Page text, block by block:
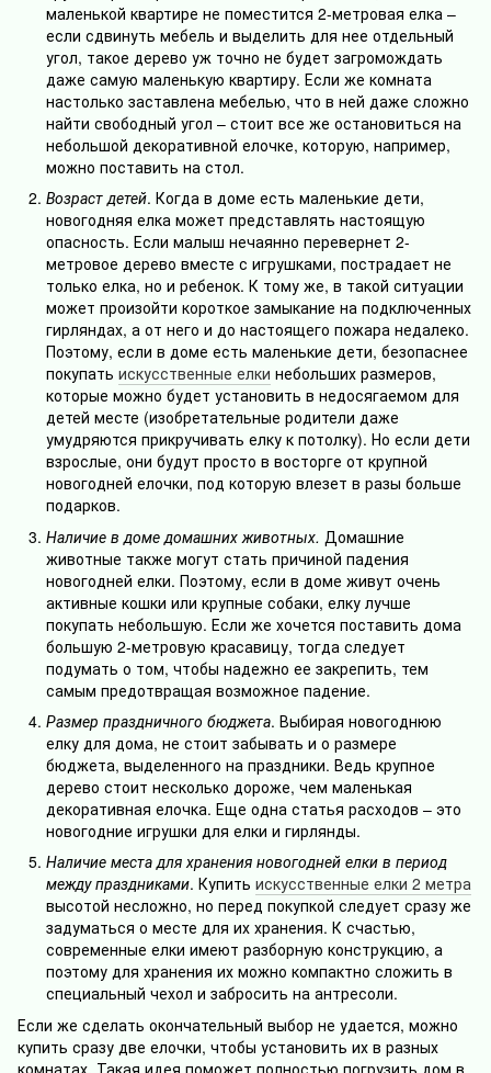
маленькой квартире не поместится 2-метровая елка –
если сдвинуть мебель и выделить для нее отдельный
угол, такое дерево уж точно не будет загромождать
даже самую маленькую квартиру. Если же комната
настолько заставлена мебелью, что в ней даже сложно
найти свободный угол – стоит все же остановиться на
небольшой декоративной елочке, которую, например,
можно поставить на стол.
Возраст детей. Когда в доме есть маленькие дети,
новогодняя елка может представлять настоящую
опасность. Если малыш нечаянно перевернет 2-
метровое дерево вместе с игрушками, пострадает не
только елка, но и ребенок. К тому же, в такой ситуации
может произойти короткое замыкание на подключенных
гирляндах, а от него и до настоящего пожара недалеко.
Поэтому, если в доме есть маленькие дети, безопаснее
покупать искусственные елки небольших размеров,
которые можно будет установить в недосягаемом для
детей месте (изобретательные родители даже
умудряются прикручивать елку к потолку). Но если дети
взрослые, они будут просто в восторге от крупной
новогодней елочки, под которую влезет в разы больше
подарков.
Наличие в доме домашних животных. Домашние
животные также могут стать причиной падения
новогодней елки. Поэтому, если в доме живут очень
активные кошки или крупные собаки, елку лучше
покупать небольшую. Если же хочется поставить дома
большую 2-метровую красавицу, тогда следует
подумать о том, чтобы надежно ее закрепить, тем
самым предотвращая возможное падение.
Размер праздничного бюджета. Выбирая новогоднюю
елку для дома, не стоит забывать и о размере
бюджета, выделенного на праздники. Ведь крупное
дерево стоит несколько дороже, чем маленькая
декоративная елочка. Еще одна статья расходов – это
новогодние игрушки для елки и гирлянды.
Наличие места для хранения новогодней елки в период
между праздниками. Купить искусственные елки 2 метра
высотой несложно, но перед покупкой следует сразу же
задуматься о месте для их хранения. К счастью,
современные елки имеют разборную конструкцию, а
поэтому для хранения их можно компактно сложить в
специальный чехол и забросить на антресоли.
Если же сделать окончательный выбор не удается, можно
купить сразу две елочки, чтобы установить их в разных
комнатах. Такая идея поможет полностью погрузить дом в